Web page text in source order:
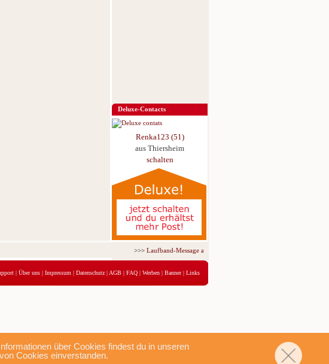
über Cookies findest du in unseren
Cookies einverstanden.
Deluxe-Contacts
Renka123 (51)
aus Thiersheim
schalten
>>>Laufband-Message ab nur 5,95 € für 3 Tage!
| Über uns | Impressum | Datenschutz | AGB | FAQ | Werben | Banner| Links